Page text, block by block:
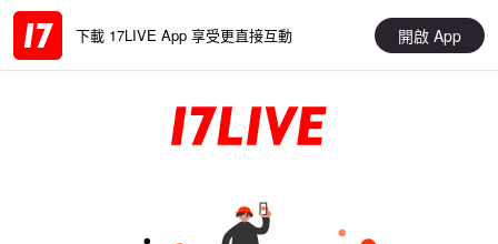
下載 17LIVE App 享受更直接互動 開啟 App